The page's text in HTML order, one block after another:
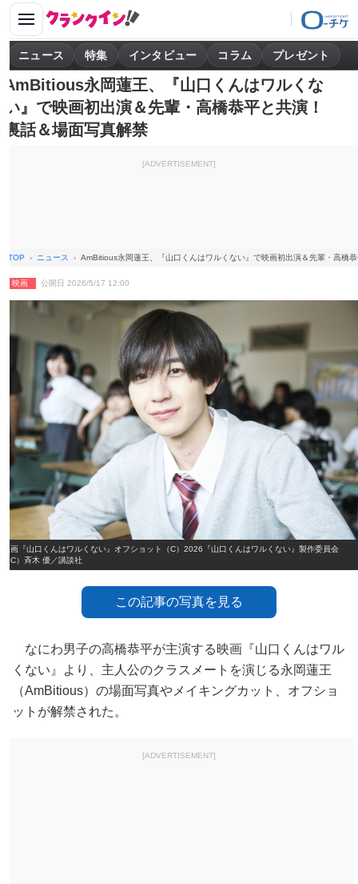
ニュース 特集 インタビュー コラム プレゼント
AmBitious永岡蓮王、『山口くんはワルくな
い』で映画初出演＆先輩・高橋恭平と共演！
裏話＆場面写真解禁
[ADVERTISEMENT]
TOP ニュース AmBitious永岡蓮王、『山口くんはワルくない』で映画初出演＆先輩・高橋
映画 公開日 2026/5/17 12:00
映画『山口くんはワルくない』オフショット（C）2026『山口くんはワルくない』製作委員会
（C）斉木 優／講談社
この記事の写真を見る
なにわ男子の高橋恭平が主演する映画『山口くんはワル
くない』より、主人公のクラスメートを演じる永岡蓮王
（AmBitious）の場面写真やメイキングカット、オフショ
ットが解禁された。
[ADVERTISEMENT]